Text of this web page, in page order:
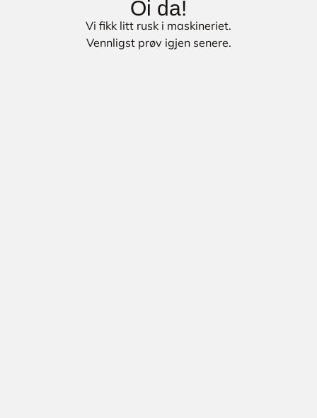
Oi da!
Vi fikk litt rusk i maskineriet.
Vennligst prøv igjen senere.